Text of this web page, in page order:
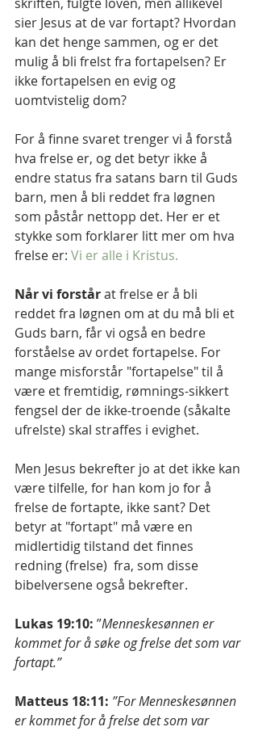
sier Jesus at de var fortapt? Hvordan
kan det henge sammen, og er det
mulig å bli frelst fra fortapelsen? Er
ikke fortapelsen en evig og
uomtvistelig dom?
For å finne svaret trenger vi å forstå
hva frelse er, og det betyr ikke å
endre status fra satans barn til Guds
barn, men å bli reddet fra løgnen
som påstår nettopp det. Her er et
stykke som forklarer litt mer om hva
frelse er: Vi er alle i Kristus.
Når vi forstår at frelse er å bli
reddet fra løgnen om at du må bli et
Guds barn, får vi også en bedre
forståelse av ordet fortapelse. For
mange misforstår "fortapelse" til å
være et fremtidig, rømnings-sikkert
fengsel der de ikke-troende (såkalte
ufrelste) skal straffes i evighet.
Men Jesus bekrefter jo at det ikke kan
være tilfelle, for han kom jo for å
frelse de fortapte, ikke sant? Det
betyr at "fortapt" må være en
midlertidig tilstand det finnes
redning (frelse)  fra, som disse
bibelversene også bekrefter.
Lukas 19:10: ”Menneskesønnen er
kommet for å søke og frelse det som var
fortapt.”
Matteus 18:11: ”For Menneskesønnen
er kommet for å frelse det som var